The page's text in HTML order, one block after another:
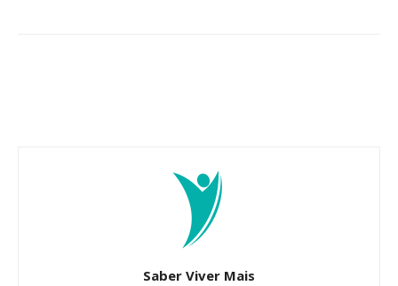
Saber Viver Mais